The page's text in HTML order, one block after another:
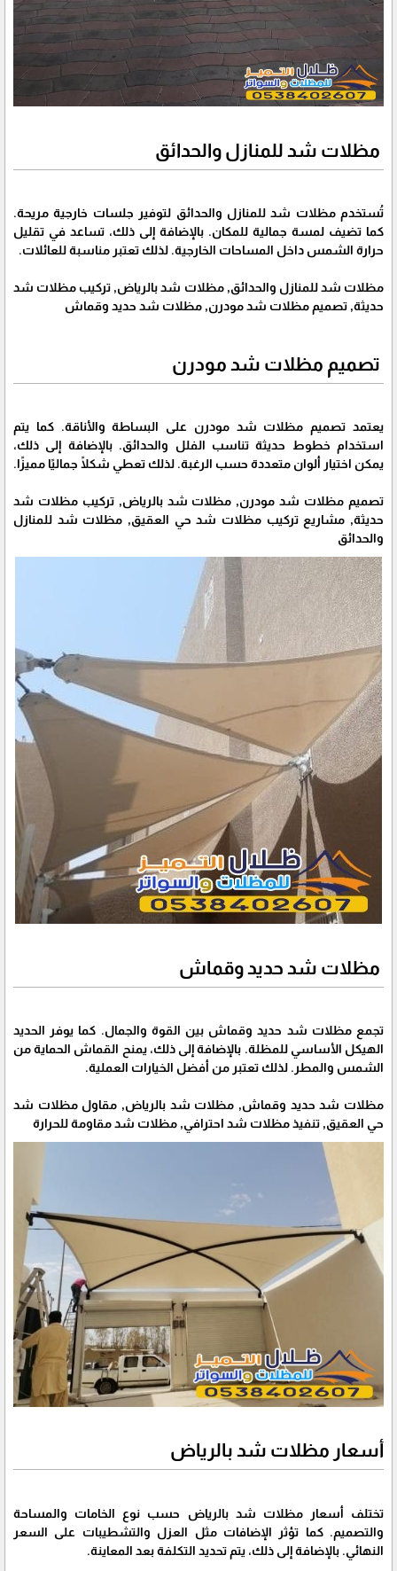
مظلات شد للمنازل والحدائق
تُستخدم مظلات شد للمنازل والحدائق لتوفير جلسات خارجية مريحة.
كما تضيف لمسة جمالية للمكان. بالإضافة إلى ذلك، تساعد في تقليل
حرارة الشمس داخل المساحات الخارجية. لذلك تعتبر مناسبة للعائلات.
مظلات شد للمنازل والحدائق, مظلات شد بالرياض, تركيب مظلات شد
حديثة, تصميم مظلات شد مودرن, مظلات شد حديد وقماش
تصميم مظلات شد مودرن
يعتمد تصميم مظلات شد مودرن على البساطة والأناقة. كما يتم
استخدام خطوط حديثة تناسب الفلل والحدائق. بالإضافة إلى ذلك،
يمكن اختيار ألوان متعددة حسب الرغبة. لذلك تعطي شكلًا جماليًا مميزًا.
تصميم مظلات شد مودرن, مظلات شد بالرياض, تركيب مظلات شد
حديثة, مشاريع تركيب مظلات شد حي العقيق, مظلات شد للمنازل
والحدائق
مظلات شد حديد وقماش
تجمع مظلات شد حديد وقماش بين القوة والجمال. كما يوفر الحديد
الهيكل الأساسي للمظلة. بالإضافة إلى ذلك، يمنح القماش الحماية من
الشمس والمطر. لذلك تعتبر من أفضل الخيارات العملية.
مظلات شد حديد وقماش, مظلات شد بالرياض, مقاول مظلات شد
حي العقيق, تنفيذ مظلات شد احترافي, مظلات شد مقاومة للحرارة
أسعار مظلات شد بالرياض
تختلف أسعار مظلات شد بالرياض حسب نوع الخامات والمساحة
والتصميم. كما تؤثر الإضافات مثل العزل والتشطيبات على السعر
النهائي. بالإضافة إلى ذلك، يتم تحديد التكلفة بعد المعاينة.